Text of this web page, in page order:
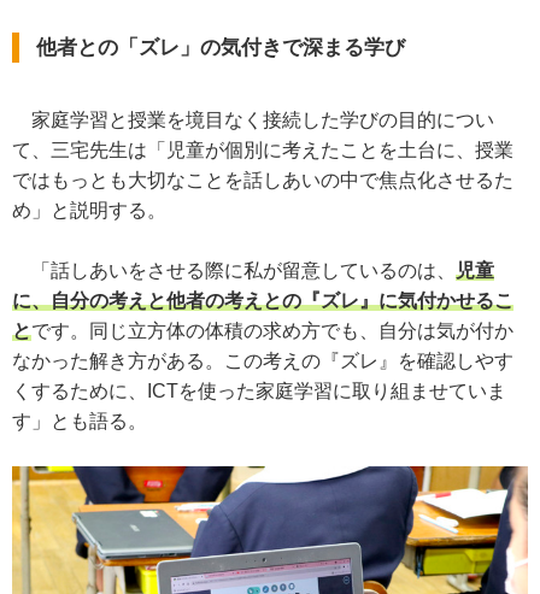
他者との「ズレ」の気付きで深まる学び
家庭学習と授業を境目なく接続した学びの目的につい
て、三宅先生は「児童が個別に考えたことを土台に、授業
ではもっとも大切なことを話しあいの中で焦点化させるた
め」と説明する。
「話しあいをさせる際に私が留意しているのは、 児童
に、自分の考えと他者の考えとの『ズレ』に気付かせるこ
とです。同じ立方体の体積の求め方でも、自分は気が付か
なかった解き方がある。この考えの『ズレ』を確認しやす
くするために、ICTを使った家庭学習に取り組ませていま
す」とも語る。